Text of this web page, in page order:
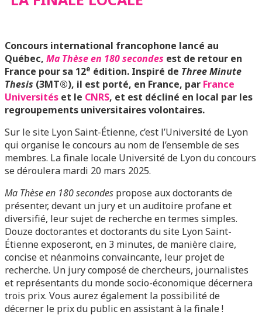
LOCALE
Concours international francophone lancé au
Québec, Ma Thèse en 180 secondes est de retour en
France pour sa 12e édition. Inspiré de Three Minute
Thesis (3MT®), il est porté, en France, par France
Universités et le CNRS, et est décliné en local par les
regroupements universitaires volontaires.
Sur le site Lyon Saint-Étienne, c’est l’Université de Lyon
qui organise le concours au nom de l’ensemble de ses
membres. La finale locale Université de Lyon du concours
se déroulera mardi 20 mars 2025.
Ma Thèse en 180 secondes propose aux doctorants de
présenter, devant un jury et un auditoire profane et
diversifié, leur sujet de recherche en termes simples.
Douze doctorantes et doctorants du site Lyon Saint-
Étienne exposeront, en 3 minutes, de manière claire,
concise et néanmoins convaincante, leur projet de
recherche. Un jury composé de chercheurs, journalistes
et représentants du monde socio-économique décernera
trois prix. Vous aurez également la possibilité de
décerner le prix du public en assistant à la finale !